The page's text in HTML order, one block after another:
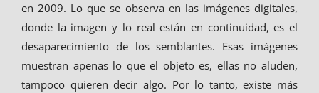
en 2009. Lo que se observa en las imágenes digitales,
donde la imagen y lo real están en continuidad, es el
desaparecimiento de los semblantes. Esas imágenes
muestran apenas lo que el objeto es, ellas no aluden,
tampoco quieren decir algo. Por lo tanto, existe más